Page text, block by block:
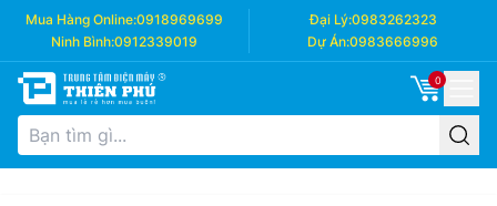
Mua Hàng Online:0918969699 Đại Lý:0983262323
Ninh Bình:0912339019 Dự Án:0983666996
0